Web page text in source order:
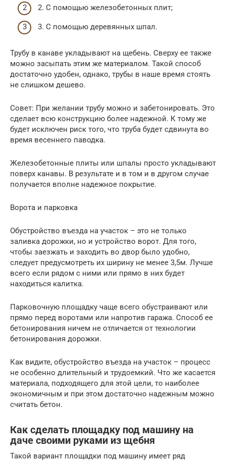
2. С помощью железобетонных плит;
3. С помощью деревянных шпал.
Трубу в канаве укладывают на щебень. Сверху ее также
можно засыпать этим же материалом. Такой способ
достаточно удобен, однако, трубы в наше время стоять
не слишком дешево.
Совет: При желании трубу можно и забетонировать. Это
сделает всю конструкцию более надежной. К тому же
будет исключен риск того, что труба будет сдвинута во
время весеннего паводка.
Железобетонные плиты или шпалы просто укладывают
поверх канавы. В результате и в том и в другом случае
получается вполне надежное покрытие.
Ворота и парковка
Обустройство въезда на участок – это не только
заливка дорожки, но и устройство ворот. Для того,
чтобы заезжать и заходить во двор было удобно,
следует предусмотреть их ширину не менее 3,5м. Лучше
всего если рядом с ними или прямо в них будет
находиться калитка.
Парковочную площадку чаще всего обустраивают или
прямо перед воротами или напротив гаража. Способ ее
бетонирования ничем не отличается от технологии
бетонирования дорожки.
Как видите, обустройство въезда на участок – процесс
не особенно длительный и трудоемкий. Что же касается
материала, подходящего для этой цели, то наиболее
экономичным и при этом достаточно надежным можно
считать бетон.
Как сделать площадку под машину на
даче своими руками из щебня
Такой вариант площадки под машину имеет ряд